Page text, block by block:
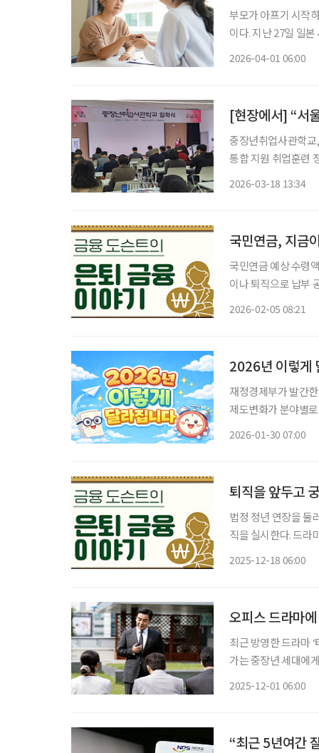
부모가 아프기 시작
이다. 지난 27일 일본 사이타마현이 출간한 ‘일과 돌봄의 양립 사례집’은 그 막막한 순간을 지
2026-04-01 06:00
[현장에서] “서
중장년취업사관학교, 18일 5개 캠퍼
통합 지원 취업훈련 정규반 AI·디지털 등 6개 분야 481명 선발 “5년 동안 서울시에서 한 일 중
2026-03-18 13:34
국민연금, 지금
국민연금 예상 수령
이나 퇴직으로 납부
2026-02-05 08:21
2026년 이렇게
재정경제부가 발간
제도변화가 분야별
2026-01-30 07:00
퇴직을 앞두고
법정 정년 연장을 둘
직을 실시한다. 드라
2025-12-18 06:00
오피스 드라마
최근 방영한 드라마
가는 중장년 세대에
2025-12-01 06:00
“최근 5년여간